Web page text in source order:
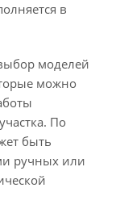
в
моделей
можно
По
быть
ручных или